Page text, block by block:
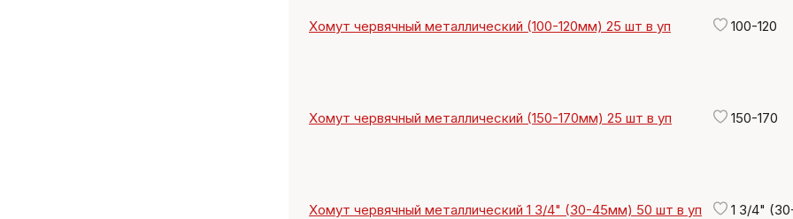
Хомут червячный металлический (100-120мм) 25 шт в уп 100-120
Хомут червячный металлический (150-170мм) 25 шт в уп 150-170
Хомут червячный металлический 1 3/4" (30-45мм) 50 шт в уп 1 3/4"